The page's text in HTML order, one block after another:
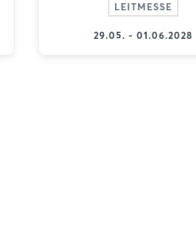
LEITMESSE
29.05. - 01.06.2028